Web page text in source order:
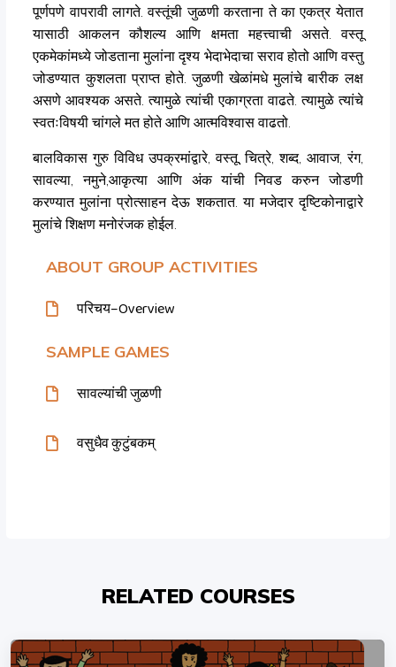
पूर्णपणे वापरावी लागते. वस्तूंची जुळणी करताना ते का एकत्र येतात
यासाठी आकलन कौशल्य आणि क्षमता महत्त्वाची असते. वस्तू
एकमेकांमध्ये जोडताना मुलांना दृश्य भेदाभेदाचा सराव होतो आणि वस्तु
जोडण्यात कुशलता प्राप्त होते. जुळणी खेळांमधे मुलांचे बारीक लक्ष
असणे आवश्यक असते. त्यामुळे त्यांची एकाग्रता वाढते. त्यामुळे त्यांचे
स्वतःविषयी चांगले मत होते आणि आत्मविश्वास वाढतो.
बालविकास गुरु विविध उपक्रमांद्वारे, वस्तू, चित्रे, शब्द, आवाज, रंग,
सावल्या, नमुने,आकृत्या आणि अंक यांची निवड करुन जोडणी
करण्यात मुलांना प्रोत्साहन देऊ शकतात. या मजेदार दृष्टिकोनाद्वारे
मुलांचे शिक्षण मनोरंजक होईल.
ABOUT GROUP ACTIVITIES
परिचय–Overview
SAMPLE GAMES
सावल्यांची जुळणी
वसुधैव कुटुंबकम्
RELATED COURSES